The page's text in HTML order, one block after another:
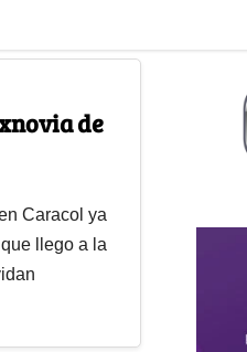
de
Caracol ya
llego a la